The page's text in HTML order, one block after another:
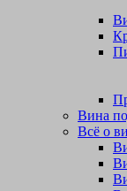
Вина
Всё о